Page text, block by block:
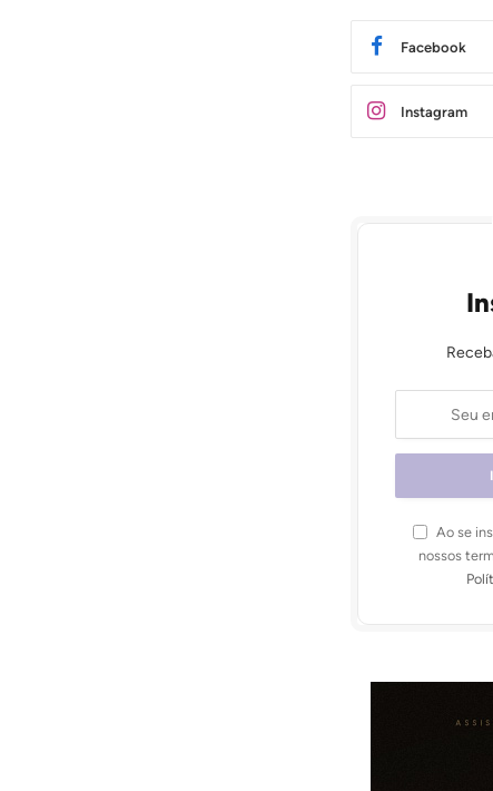
Facebook
Instagram
Ao se
nossos